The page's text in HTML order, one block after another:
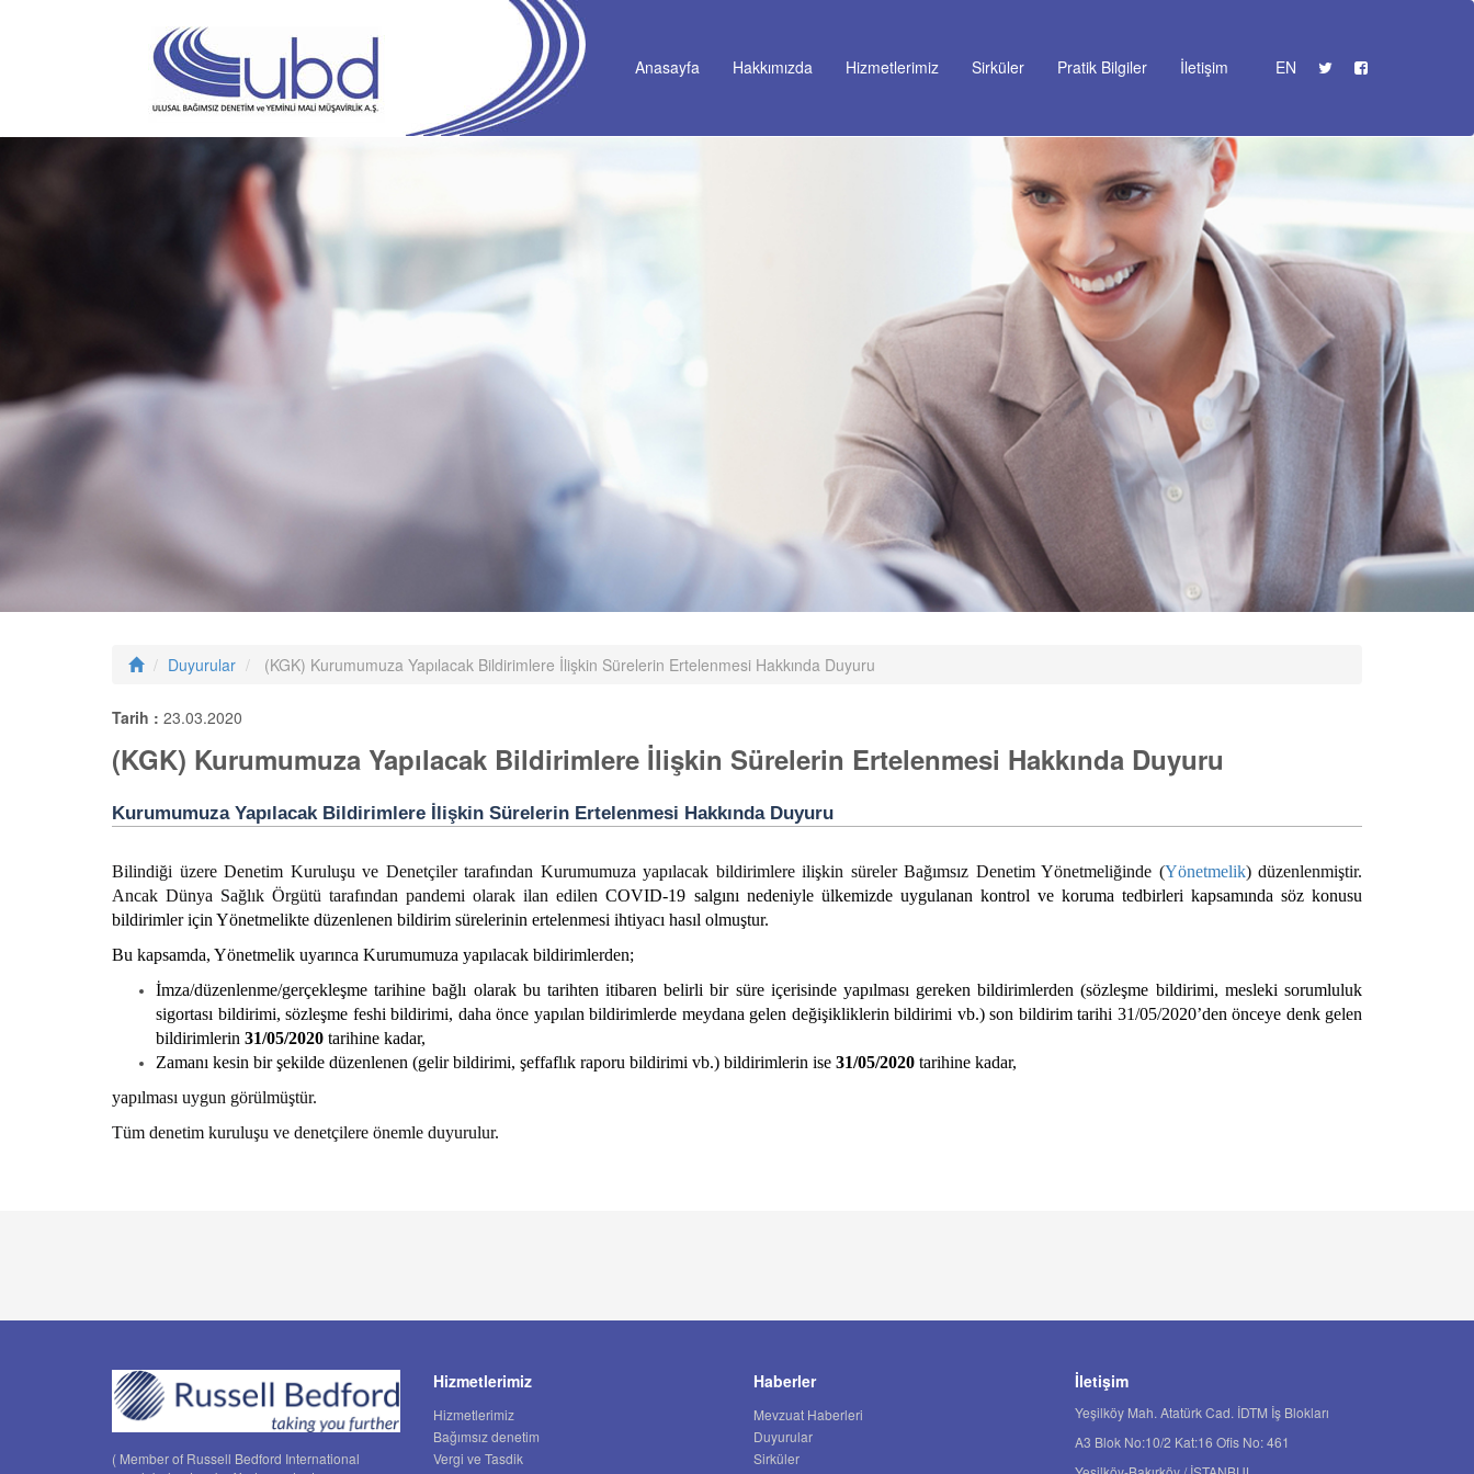
Anasayfa Hakkımızda Hizmetlerimiz Sirküler Pratik Bilgiler İletişim EN
Duyurular (KGK) Kurumumuza Yapılacak Bildirimlere İlişkin Sürelerin Ertelenmesi Hakkında Duyuru
Tarih : 23.03.2020
(KGK) Kurumumuza Yapılacak Bildirimlere İlişkin Sürelerin Ertelenmesi Hakkında Duyuru
Kurumumuza Yapılacak Bildirimlere İlişkin Sürelerin Ertelenmesi Hakkında Duyuru
Bilindiği üzere Denetim Kuruluşu ve Denetçiler tarafından Kurumumuza yapılacak bildirimlere ilişkin süreler Bağımsız Denetim Yönetmeliğinde (Yönetmelik) düzenlenmiştir.
Ancak Dünya Sağlık Örgütü tarafından pandemi olarak ilan edilenCOVID-19 salgını nedeniyle ülkemizde uygulanan kontrol ve koruma tedbirleri kapsamında söz konusu
bildirimler için Yönetmelikte düzenlenen bildirim sürelerinin ertelenmesi ihtiyacı hasıl olmuştur.
Bu kapsamda, Yönetmelik uyarınca Kurumumuza yapılacak bildirimlerden;
İmza/düzenlenme/gerçekleşme tarihine bağlı olarak bu tarihten itibaren belirli bir süre içerisinde yapılması gereken bildirimlerden (sözleşme bildirimi, mesleki sorumluluk
sigortası bildirimi, sözleşme feshi bildirimi, daha önce yapılan bildirimlerde meydana gelen değişikliklerin bildirimi vb.) son bildirim tarihi 31/05/2020’den önceye denk gelen
bildirimlerin 31/05/2020 tarihine kadar,
Zamanı kesin bir şekilde düzenlenen (gelir bildirimi, şeffaflık raporu bildirimi vb.) bildirimlerin ise 31/05/2020 tarihine kadar,
yapılması uygun görülmüştür.
Tüm denetim kuruluşu ve denetçilere önemle duyurulur.
( Member of Russell Bedford International
Hizmetlerimiz
Hizmetlerimiz
Bağımsız denetim
Vergi ve Tasdik
Haberler
Mevzuat Haberleri
Duyurular
Sirküler
İletişim
Yeşilköy Mah. Atatürk Cad. İDTM İş Blokları
A3 Blok No:10/2 Kat:16 Ofis No: 461